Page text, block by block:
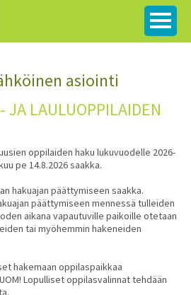
asiointi
JA LAULUOPPILAIDEN
oppilaiden haku lukuvuodelle 2026-
pe 14.8.2026 saakka.
hakuajan päättymiseen saakka.
päättymiseen mennessä tulleiden
aikana vapautuville paikoille otetaan
tai myöhemmin hakeneiden
hakemaan oppilaspaikkaa
Lopulliset oppilasvalinnat tehdään